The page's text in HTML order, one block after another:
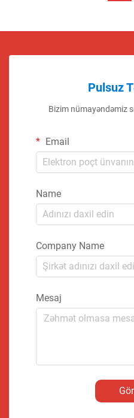
Pulsuz
Bizim nümayəndəmiz
Email
Name
Company Name
Mesaj